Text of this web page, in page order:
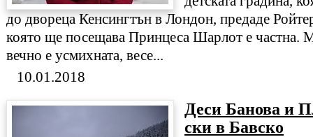
до двореца Кенсингтън в Лондон, предаде
която ще посещава Принцеса Шарлот е частна.
вечно е усмихната, весе...
10.01.2018
Деси Банова и
ски в Бавско